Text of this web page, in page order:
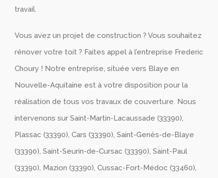
travail.
Vous avez un projet de construction ? Vous souhaitez
rénover votre toit ? Faites appel à l’entreprise Frederic
Choury ! Notre entreprise, située vers Blaye en
Nouvelle-Aquitaine est à votre disposition pour la
réalisation de tous vos travaux de couverture. Nous
intervenons sur Saint-Martin-Lacaussade (33390),
Plassac (33390), Cars (33390), Saint-Genès-de-Blaye
(33390), Saint-Seurin-de-Cursac (33390), Saint-Paul
(33390), Mazion (33390), Cussac-Fort-Médoc (33460),